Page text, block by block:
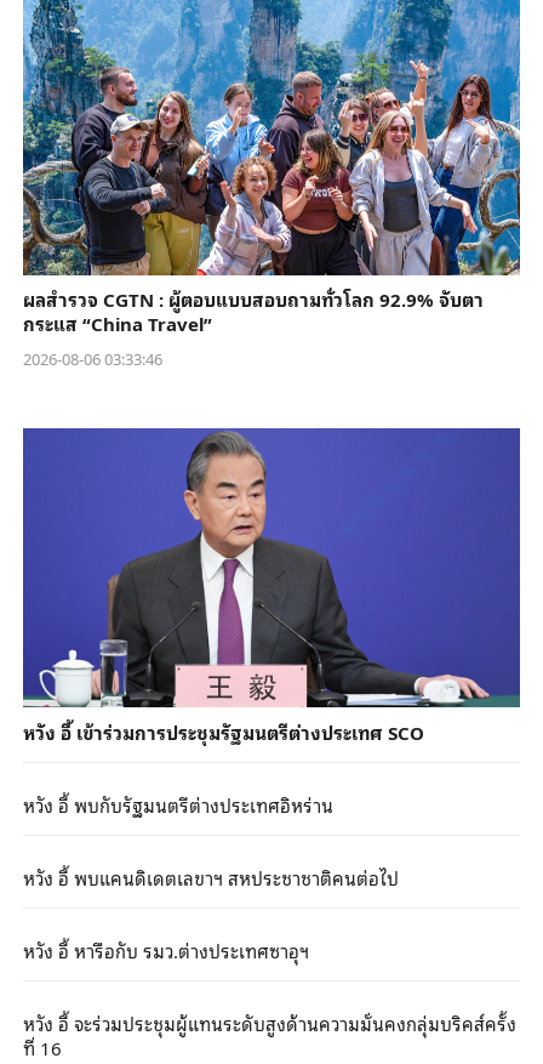
ผลสำรวจ CGTN : ผู้ตอบแบบสอบถามทั่วโลก 92.9% จับตา
กระแส “China Travel”
2026-08-06 03:33:46
หวัง อี้ เข้าร่วมการประชุมรัฐมนตรีต่างประเทศ SCO
หวัง อี้ พบกับรัฐมนตรีต่างประเทศอิหร่าน
หวัง อี้ พบแคนดิเดตเลขาฯ สหประชาชาติคนต่อไป
หวัง อี้ หารือกับ รมว.ต่างประเทศซาอุฯ
หวัง อี้ จะร่วมประชุมผู้แทนระดับสูงด้านความมั่นคงกลุ่มบริคส์ครั้ง
ที่ 16